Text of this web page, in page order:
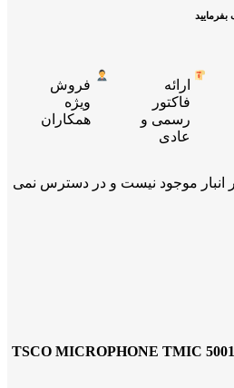
ارائه
فاکتور
رسمی و
عادی
فروش
ویژه
همکاران
موجود نیست و در دسترس نمی